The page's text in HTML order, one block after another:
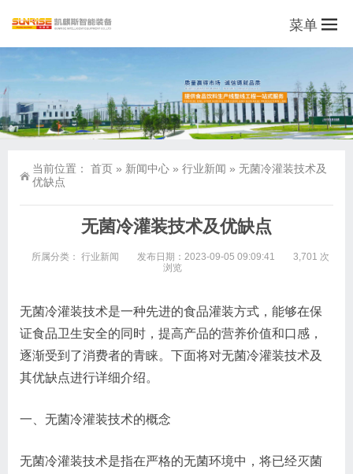
菜单
当前位置： 首页 » 新闻中心 » 行业新闻 » 无菌冷灌装技术及
优缺点
无菌冷灌装技术及优缺点
所属分类： 行业新闻 发布日期：2023-09-05 09:09:41
3,701 次
浏览
无菌冷灌装技术是一种先进的食品灌装方式，能够在保
证食品卫生安全的同时，提高产品的营养价值和口感，
逐渐受到了消费者的青睐。下面将对无菌冷灌装技术及
其优缺点进行详细介绍。
一、无菌冷灌装技术的概念
无菌冷灌装技术是指在严格的无菌环境中，将已经灭菌